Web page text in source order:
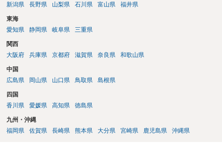
新潟県
長野県 山梨県 石川県 富山県 福井県
東海
愛知県
静岡県 岐阜県 三重県
関西
大阪府
兵庫県 京都府 滋賀県 奈良県 和歌山県
中国
広島県
岡山県 山口県 鳥取県 島根県
四国
香川県
愛媛県 高知県 徳島県
九州・沖縄
福岡県
佐賀県 長崎県 熊本県 大分県 宮崎県 鹿児島県 沖縄県